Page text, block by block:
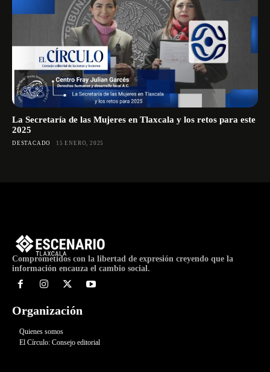
La Secretaría de las Mujeres en Tlaxcala y los retos para este
2025
DESTACADO 15 ENERO, 2025
Comprometidos con la libertad de expresión creyendo que la
información encauza el cambio social.
Organización
Quienes somos
El Círculo: Consejo editorial